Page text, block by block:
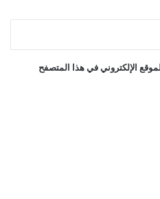
الإلكتروني في هذا المتصفح